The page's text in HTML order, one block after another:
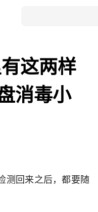
这两样
消毒小
测回来之后，都要随